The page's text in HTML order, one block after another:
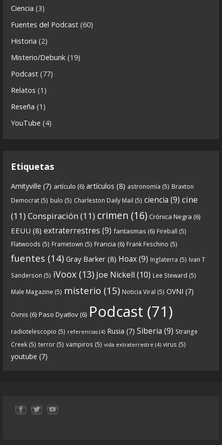
8
Crónicas de Nantucket
https://www.ivoox.com/cdn-6x06-8211-qanon-
parte-2-la-forja-audios-mp3_rf_67540152_1.html
Continuamos el especial Qanon con esta segunda
6 0 View on facebook
Crónicas de Nantucket
Descargar
https://www.ivoox.com/cdn-6x05-8211-qanon-
parte-1-origenes-audios-mp3_rf_67157433_1.html
Tras una exhaustiva investigación en los orígenes
y desarrollo de Qanon, la madre de todas las
more
c
a
s
Ciencia (3)
Fuentes del Podcast (60)
Historia (2)
Misterio/Debunk (19)
Podcast (77)
Relatos (1)
Reseña (1)
YouTube (4)
Etiquetas
Amityville (7) artículo (6) artículos (8) astronomía (5) Braxton
Democrat (5) bulo (5) Charleston Daily Mail (5) ciencia (9) cine
(11) Conspiración (11) crimen (16) Crónica Negra (6)
EEUU (8) extraterrestres (9) fantasmas (6) Fireball (5)
Flatwoods (5) Frametown (5) Francia (6) Frank Feschino (5)
fuentes (14) Gray Barker (8) Hoax(9) Inglaterra (5) Ivan T
Sanderson (5) iVoox (13) Joe Nickell (10) Lee Steward (5)
Male Magazine (5) misterio (15) Noticia Viral (5) OVNI (7)
Ovnis (6) Paso Dyatlov (6) Podcast (71)
radiotelescopio (5) referencias (4) Rusia (7) Siberia (9) Strange
Creek (5) terror (5) vampiros (5) vida extraterrestre (4) virus (5)
youtube (7)